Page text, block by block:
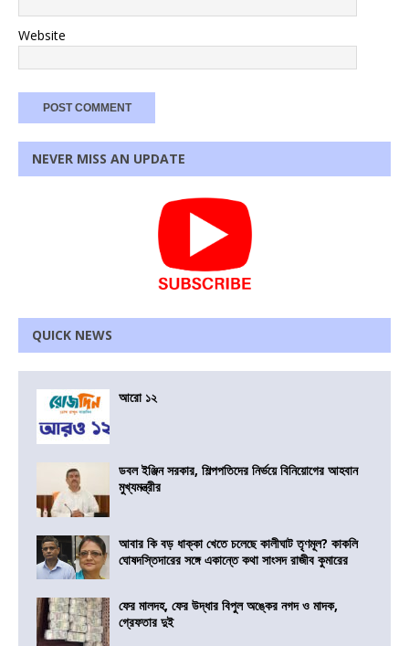
Website
NEVER MISS AN UPDATE
QUICK NEWS
আরো ১২
ডবল ইঞ্জিন সরকার, শিল্পপতিদের নির্ভয়ে বিনিয়োগের আহবান
মুখ্যমন্ত্রীর
আবার কি বড় ধাক্কা খেতে চলেছে কালীঘাট তৃণমূল? কাকলি
ঘোষদস্তিদারের সঙ্গে একান্তে কথা সাংসদ রাজীব কুমারের
ফের মালদহ, ফের উদ্ধার বিপুল অঙ্কের নগদ ও মাদক,
গ্রেফতার দুই